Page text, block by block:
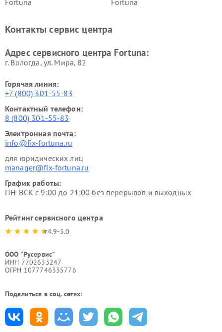
Fortuna
Fortuna
Контакты сервис центра
Адрес сервисного центра Fortuna:
г. Вологда, ул. Мира, 82
Горячая линия:
+7 (800) 301-55-83
Контактный телефон:
8 (800) 301-55-83
Электронная почта:
info@fix-fortuna.ru
для юридических лиц
manager@fix-fortuna.ru
График работы:
ПН-ВСК с 9:00 до 21:00 без перерывов и выходных
Рейтинг сервисного центра
4.9-5.0
ООО "Русервис"
ИНН 7702633247
ОГРН 1077746335776
Поделиться в соц. сетях: